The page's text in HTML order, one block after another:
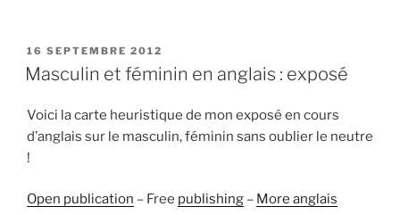
PUBLIÉ
LE
16 SEPTEMBRE 2012
Masculin et féminin en anglais : exposé
Voici la carte heuristique de mon exposé en cours
d’anglais sur le masculin, féminin sans oublier le neutre
!
Open publication – Free publishing – More anglais